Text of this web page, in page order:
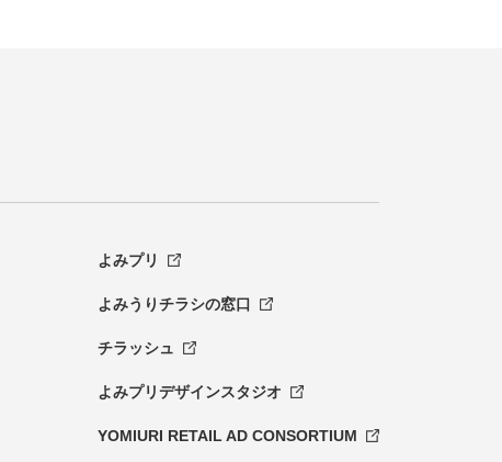
よみプリ
よみうりチラシの窓口
チラッシュ
よみプリデザインスタジオ
YOMIURI RETAIL AD CONSORTIUM